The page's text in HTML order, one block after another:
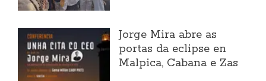
Jorge Mira abre as
portas da eclipse en
Malpica, Cabana e Zas